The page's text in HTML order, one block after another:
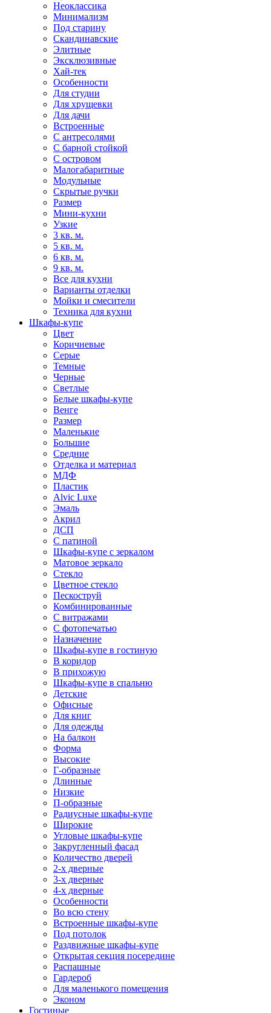
Неоклассика
Минимализм
Под старину
Скандинавские
Элитные
Эксклюзивные
Хай-тек
Особенности
Для студии
Для хрущевки
Для дачи
Встроенные
С антресолями
С барной стойкой
С островом
Малогабаритные
Модульные
Скрытые ручки
Размер
Мини-кухни
Узкие
3 кв. м.
5 кв. м.
6 кв. м.
9 кв. м.
Все для кухни
Варианты отделки
Мойки и смесители
Техника для кухни
Шкафы-купе
Цвет
Коричневые
Серые
Темные
Черные
Светлые
Белые шкафы-купе
Венге
Размер
Маленькие
Большие
Средние
Отделка и материал
МДФ
Пластик
Alvic Luxe
Эмаль
Акрил
ДСП
С патиной
Шкафы-купе с зеркалом
Матовое зеркало
Стекло
Цветное стекло
Пескоструй
Комбинированные
С витражами
С фотопечатью
Назначение
Шкафы-купе в гостиную
В коридор
В прихожую
Шкафы-купе в спальню
Детские
Офисные
Для книг
Для одежды
На балкон
Форма
Высокие
Г-образные
Длинные
Низкие
П-образные
Радиусные шкафы-купе
Широкие
Угловые шкафы-купе
Закругленный фасад
Количество дверей
2-х дверные
3-х дверные
4-х дверные
Особенности
Во всю стену
Встроенные шкафы-купе
Под потолок
Раздвижные шкафы-купе
Открытая секция посередине
Распашные
Гардероб
Для маленького помещения
Эконом
Гостиные